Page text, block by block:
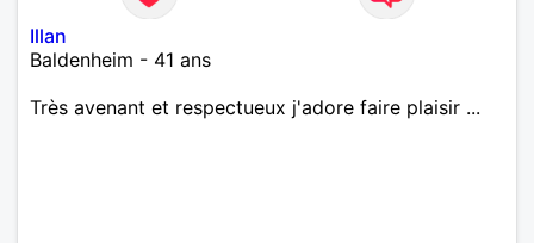
Illan
Baldenheim - 41 ans
Très avenant et respectueux j'adore faire plaisir ...